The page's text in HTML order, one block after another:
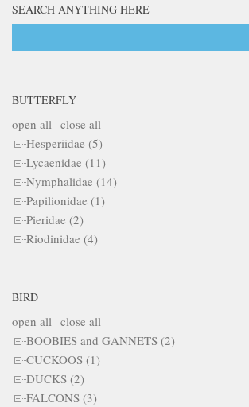
SEARCH ANYTHING HERE
BUTTERFLY
open all | close all
Hesperiidae (5)
Lycaenidae (11)
Nymphalidae (14)
Papilionidae (1)
Pieridae (2)
Riodinidae (4)
BIRD
open all | close all
BOOBIES and GANNETS (2)
CUCKOOS (1)
DUCKS (2)
FALCONS (3)